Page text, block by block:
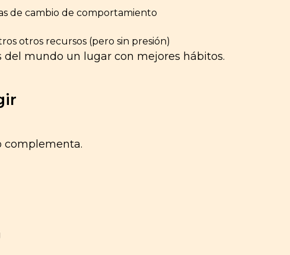
de cambio de comportamiento
otros recursos (pero sin presión)
mundo un lugar con mejores hábitos.
complementa.